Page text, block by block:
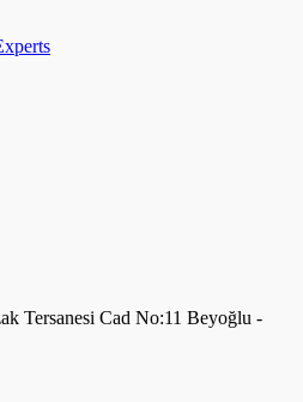
Tersanesi Cad No:11 Beyoğlu -